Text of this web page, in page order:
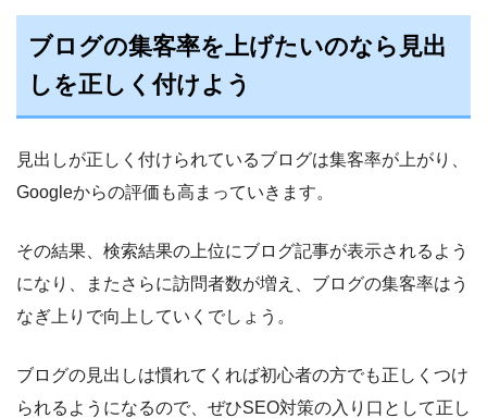
ブログの集客率を上げたいのなら見出
しを正しく付けよう
見出しが正しく付けられているブログは集客率が上がり、
Googleからの評価も高まっていきます。
その結果、検索結果の上位にブログ記事が表示されるよう
になり、またさらに訪問者数が増え、ブログの集客率はう
なぎ上りで向上していくでしょう。
ブログの見出しは慣れてくれば初心者の方でも正しくつけ
られるようになるので、ぜひSEO対策の入り口として正し